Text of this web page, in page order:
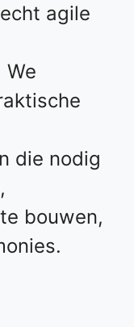
agile
die nodig
bouwen,